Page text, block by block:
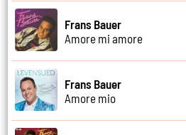
Frans Bauer
Amore mi amore
Frans Bauer
Amore mio